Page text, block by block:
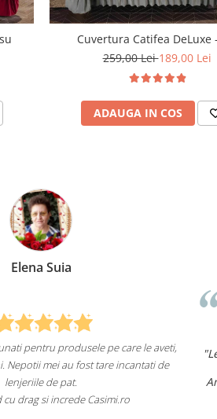
Cuvertura Catifea DeLuxe
259,00 Lei189,00 Lei
ADAUGA IN COS
de pat de la ei o suntde înaltă
un aspect foarte frumos.
deja de mai multe ori și voi
fac asta în viitor.
cu încredere acest magazin